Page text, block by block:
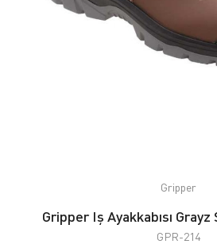
Gripper
Gripper Iş Ayakkabısı
GPR-214